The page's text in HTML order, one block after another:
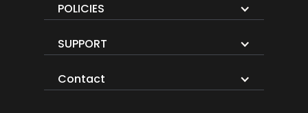
POLICIES
SUPPORT
Contact